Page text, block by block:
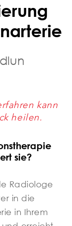
kann
heilen.
sie?
Radiologe
in die
in Ihrem